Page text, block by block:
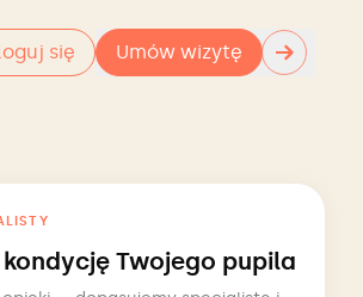
się Umów wizytę →
Twojego pupila